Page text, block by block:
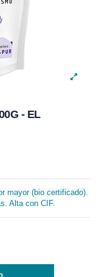
- EL
mayor (bio certificado).
Alta con CIF.